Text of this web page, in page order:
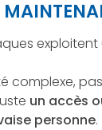
exploitent
complexe,
un accès
personne.